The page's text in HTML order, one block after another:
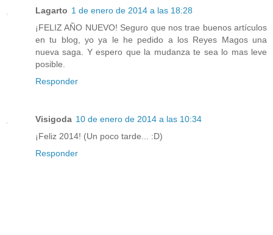
Lagarto 1 de enero de 2014 a las 18:28
¡FELIZ AÑO NUEVO! Seguro que nos trae buenos artículos
en tu blog, yo ya le he pedido a los Reyes Magos una
nueva saga. Y espero que la mudanza te sea lo mas leve
posible.
Responder
Visigoda 10 de enero de 2014 a las 10:34
¡Feliz 2014! (Un poco tarde... :D)
Responder